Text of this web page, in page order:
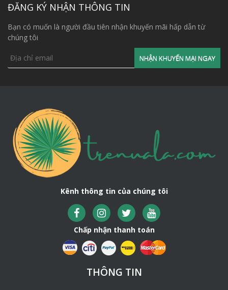
ĐĂNG KÝ NHẬN THÔNG TIN
Bạn có muốn là người đầu tiên nhận khuyến mãi hấp dẫn từ
chúng tôi
Kênh thông tin của chúng tôi
Chấp nhận thanh toán
THÔNG TIN